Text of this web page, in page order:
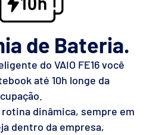
de Bateria.
do VAIO FE16 você
até 10h longe da
dinâmica, sempre em
dentro da empresa,